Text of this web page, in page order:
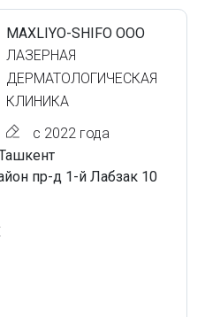
MAXLIYO-SHIFO ООО
ЛАЗЕРНАЯ
ДЕРМАТОЛОГИЧЕСКАЯ
КЛИНИКА
с 2022 года
пр-д 1-й Лабзак 10